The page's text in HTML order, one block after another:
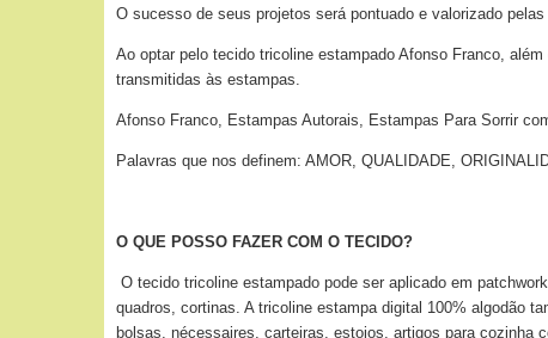
O sucesso de seus projetos será pontuado e valorizado
Ao optar pelo tecido tricoline estampado Afonso Franco,
transmitidas às estampas.
Afonso Franco, Estampas Autorais, Estampas Para Sorrir
Palavras que nos definem: AMOR, QUALIDADE,
O QUE POSSO FAZER COM O TECIDO?
O tecido tricoline estampado pode ser aplicado em
quadros, cortinas. A tricoline estampa digital 100% algodão
bolsas, nécessaires, carteiras, estojos, artigos para cozinha